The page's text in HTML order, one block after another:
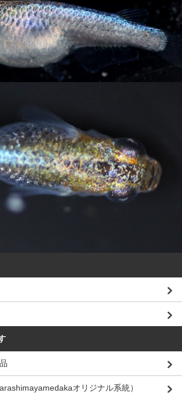
オリジナル系統）